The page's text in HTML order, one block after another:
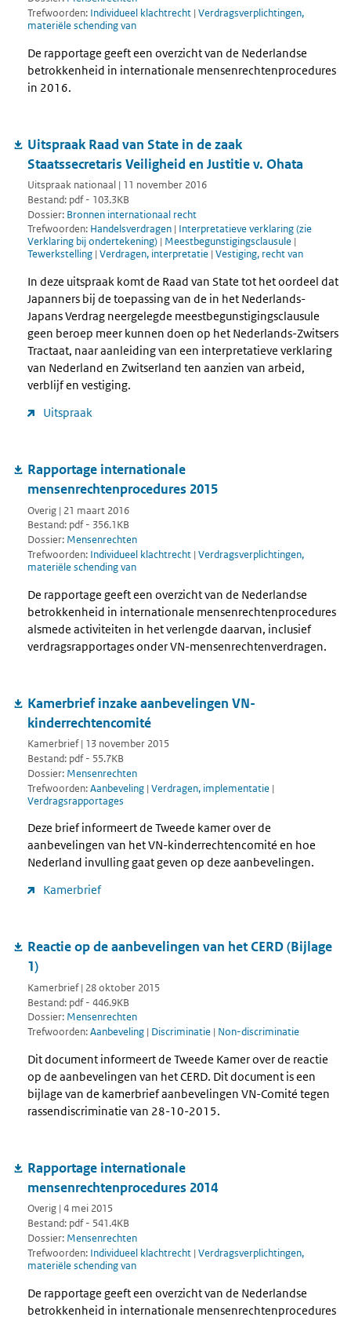
Trefwoorden: Individueel klachtrecht | Verdragsverplichtingen,
materiële schending van
De rapportage geeft een overzicht van de Nederlandse
betrokkenheid in internationale mensenrechtenprocedures
in 2016.
Uitspraak Raad van State in de zaak
Staatssecretaris Veiligheid en Justitie v. Ohata
Uitspraak nationaal | 11 november 2016
Bestand: pdf - 103.3KB
Dossier: Bronnen internationaal recht
Trefwoorden: Handelsverdragen | Interpretatieve verklaring (zie
Verklaring bij ondertekening) | Meestbegunstigingsclausule |
Tewerkstelling | Verdragen, interpretatie | Vestiging, recht van
In deze uitspraak komt de Raad van State tot het oordeel dat
Japanners bij de toepassing van de in het Nederlands-
Japans Verdrag neergelegde meestbegunstigingsclausule
geen beroep meer kunnen doen op het Nederlands-Zwitsers
Tractaat, naar aanleiding van een interpretatieve verklaring
van Nederland en Zwitserland ten aanzien van arbeid,
verblijf en vestiging.
Uitspraak
Rapportage internationale
mensenrechtenprocedures 2015
Overig | 21 maart 2016
Bestand: pdf - 356.1KB
Dossier: Mensenrechten
Trefwoorden: Individueel klachtrecht | Verdragsverplichtingen,
materiële schending van
De rapportage geeft een overzicht van de Nederlandse
betrokkenheid in internationale mensenrechtenprocedures
alsmede activiteiten in het verlengde daarvan, inclusief
verdragsrapportages onder VN-mensenrechtenverdragen.
Kamerbrief inzake aanbevelingen VN-
kinderrechtencomité
Kamerbrief | 13 november 2015
Bestand: pdf - 55.7KB
Dossier: Mensenrechten
Trefwoorden:Aanbeveling | Verdragen, implementatie |
Verdragsrapportages
Deze brief informeert de Tweede kamer over de
aanbevelingen van het VN-kinderrechtencomité en hoe
Nederland invulling gaat geven op deze aanbevelingen.
Kamerbrief
Reactie op de aanbevelingen van het CERD (Bijlage
1)
Kamerbrief | 28 oktober 2015
Bestand: pdf - 446.9KB
Dossier: Mensenrechten
Trefwoorden:Aanbeveling | Discriminatie | Non-discriminatie
Dit document informeert de Tweede Kamer over de reactie
op de aanbevelingen van het CERD. Dit document is een
bijlage van de kamerbrief aanbevelingen VN-Comité tegen
rassendiscriminatie van 28-10-2015.
Rapportage internationale
mensenrechtenprocedures 2014
Overig | 4 mei 2015
Bestand: pdf - 541.4KB
Dossier: Mensenrechten
Trefwoorden: Individueel klachtrecht | Verdragsverplichtingen,
materiële schending van
De rapportage geeft een overzicht van de Nederlandse
betrokkenheid in internationale mensenrechtenprocedures